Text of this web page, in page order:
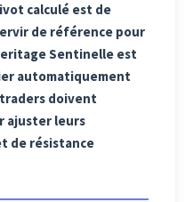
calculé est de
de référence pour
Sentinelle est
automatiquement
doivent
ajuster leurs
de résistance